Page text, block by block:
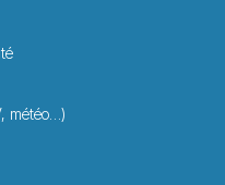
météo…)